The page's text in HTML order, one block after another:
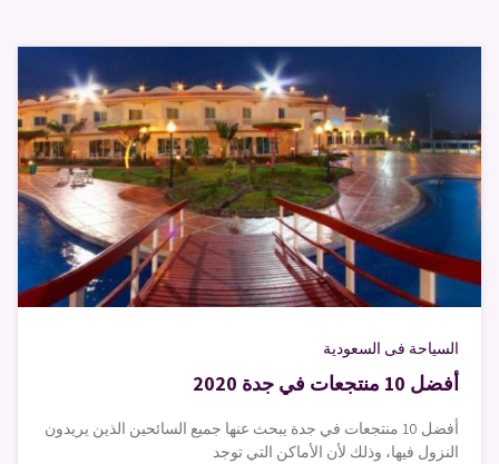
السياحة فى السعودية
أفضل 10 منتجعات في جدة 2020
أفضل 10 منتجعات في جدة يبحث عنها جميع السائحين الذين يريدون
النزول فيها، وذلك لأن الأماكن التي توجد